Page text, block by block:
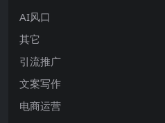
AI风口
其它
引流推广
文案写作
电商运营